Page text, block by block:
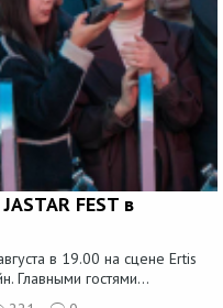
FEST в
в 19.00 на сцене Ertis
Главными гостями...